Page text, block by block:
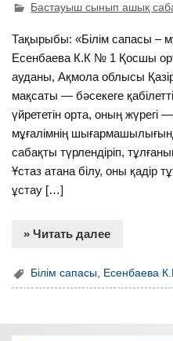
Бастауыш сынып ашық
Тақырыбы: «Білім сапасы –
Есенбаева К.К № 1 Қосшы
ауданы, Ақмола облысы
мақсаты — бәсекеге
үйрететін орта, оның жүрегі
мұғалімнің
сабақты түрлендіріп,
Ұстаз атана білу, оны қадір
ұстау […]
» Читать далее
Білім сапасы Есенбаева